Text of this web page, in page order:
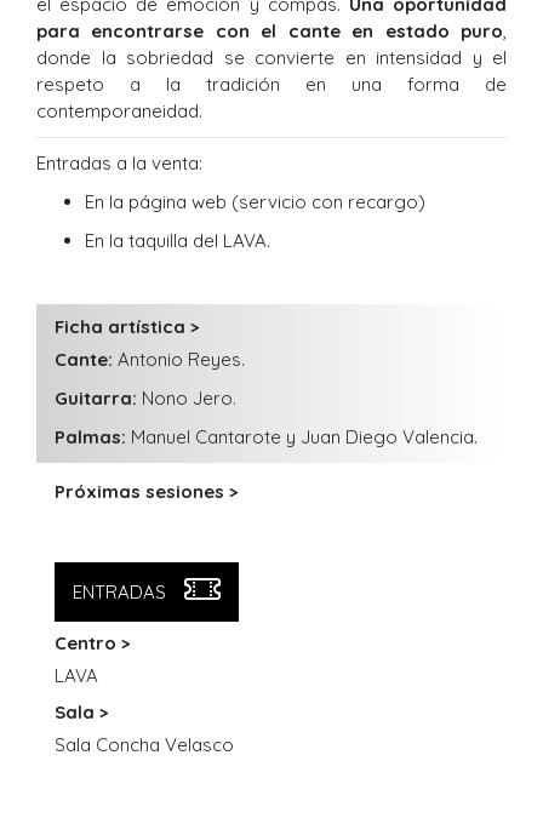
el espacio de emoción y compás. Una oportunidad
para encontrarse con el cante en estado puro,
donde la sobriedad se convierte en intensidad y el
respeto a la tradición en una forma de
contemporaneidad.
Entradas a la venta:
En la página web (servicio con recargo)
En la taquilla del LAVA.
Ficha artística >
Cante: Antonio Reyes.
Guitarra: Nono Jero.
Palmas: Manuel Cantarote y Juan Diego Valencia.
Próximas sesiones >
ENTRADAS
Centro >
LAVA
Sala >
Sala Concha Velasco